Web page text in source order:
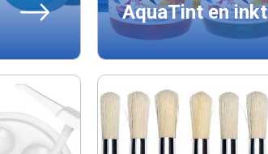
AquaTint en inkt